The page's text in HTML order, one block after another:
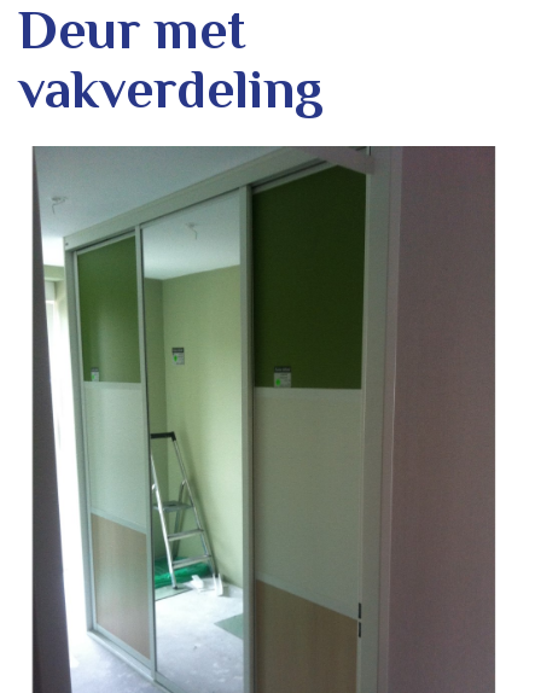
Deur met
vakverdeling